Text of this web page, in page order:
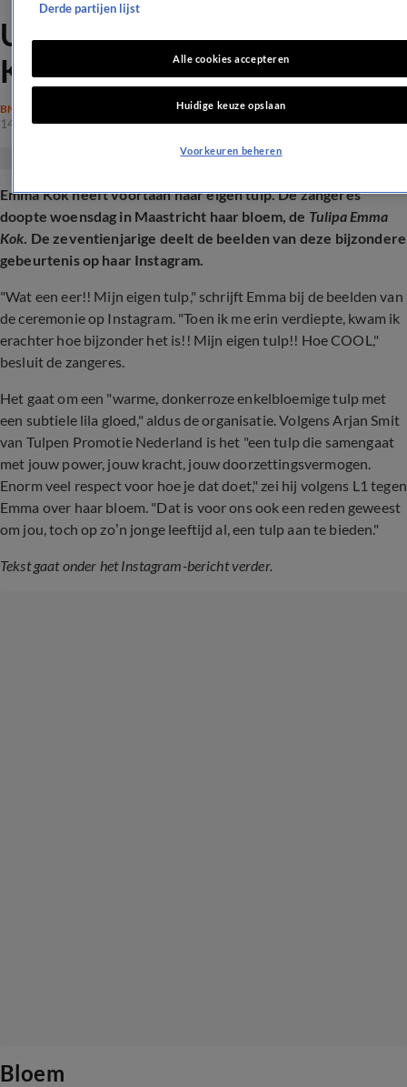
Uniek eerbetoon aan Emma
Kok
BN'ERS
14 jan 2026, 20:21
Emma Kok heeft voortaan haar eigen tulp. De zangeres
doopte woensdag in Maastricht haar bloem, de Tulipa Emma
Kok. De zeventienjarige deelt de beelden van deze bijzondere
gebeurtenis op haar Instagram.
"Wat een eer!! Mijn eigen tulp," schrijft Emma bij de beelden van
de ceremonie op Instagram. "Toen ik me erin verdiepte, kwam ik
erachter hoe bijzonder het is!! Mijn eigen tulp!! Hoe COOL,"
besluit de zangeres.
Het gaat om een "warme, donkerroze enkelbloemige tulp met
een subtiele lila gloed," aldus de organisatie. Volgens Arjan Smit
van Tulpen Promotie Nederland is het "een tulp die samengaat
met jouw power, jouw kracht, jouw doorzettingsvermogen.
Enorm veel respect voor hoe je dat doet," zei hij volgens L1 tegen
Emma over haar bloem. "Dat is voor ons ook een reden geweest
om jou, toch op zo’n jonge leeftijd al, een tulp aan te bieden."
Tekst gaat onder het Instagram-bericht verder.
Bloem
Derde partijen lijst
Alle cookies accepteren
Huidige keuze opslaan
Voorkeuren beheren